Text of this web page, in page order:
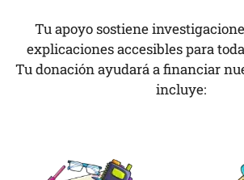
Tu apoyo sostiene
explicaciones accesibles para
Tu donación ayudará a financiar
incluye: